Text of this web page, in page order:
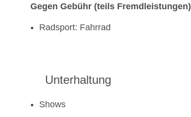
Gegen Gebühr (teils Fremdleistungen)
Radsport: Fahrrad
Unterhaltung
Shows